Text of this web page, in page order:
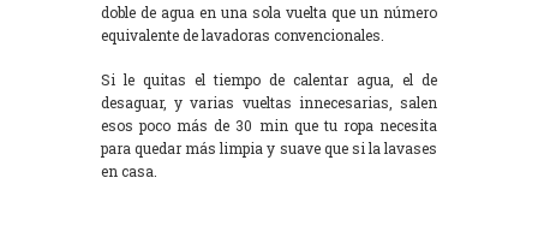
doble de agua en una sola vuelta que un número
equivalente de lavadoras convencionales.
Si le quitas el tiempo de calentar agua, el de
desaguar, y varias vueltas innecesarias, salen
esos poco más de 30 min que tu ropa necesita
para quedar más limpia y suave que si la lavases
en casa.